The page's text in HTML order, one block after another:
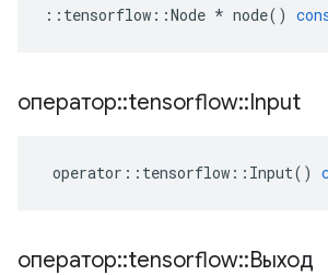
:: tensorflow ::Node * node()
оператор::tensorflow::Input
operator :: tensorflow :: Input()
оператор::tensorflow::Выход